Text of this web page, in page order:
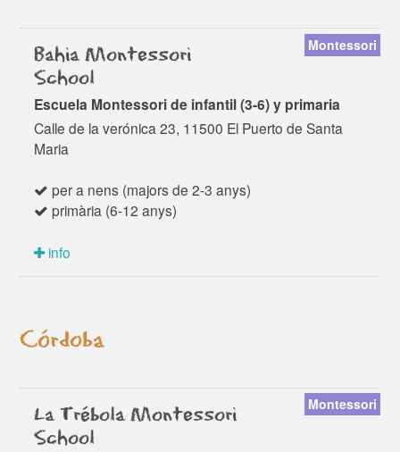
Bahia Montessori
School
Montessori
Escuela Montessori de infantil (3-6) y primaria
Calle de la verónica 23, 11500 El Puerto de Santa
Maria
per a nens (majors de 2-3 anys)
primària (6-12 anys)
info
Córdoba
La Trébola Montessori
School
Montessori